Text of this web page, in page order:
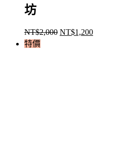
坊
NT$2,000 原
NT$1,200目
特價